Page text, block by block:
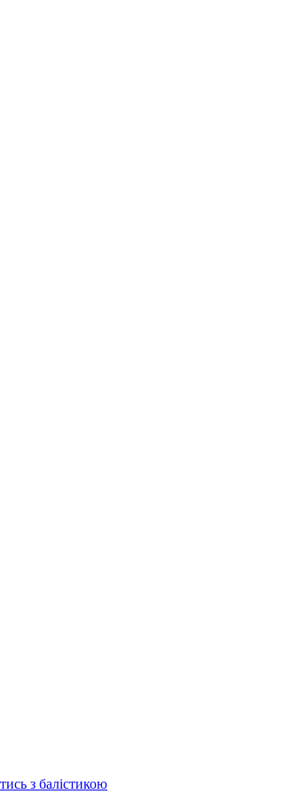
з балістикою